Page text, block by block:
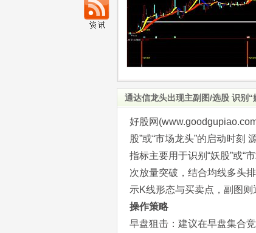
通达信龙头出现主副图/选股 识别
好股网
股”或“市场龙头”的启动时刻
指标主要用于识别“妖股”或“
次放量突破，结合均线多头
示K线形态与买卖点，副图则
操作策略
早盘狙击：建议在早盘集合